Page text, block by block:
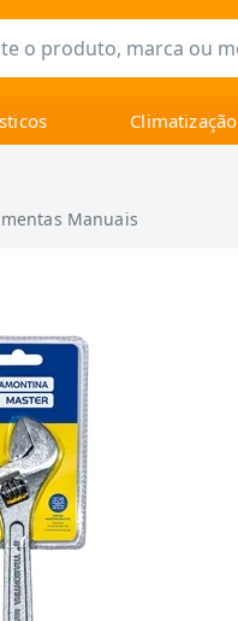
Climatização
Manuais